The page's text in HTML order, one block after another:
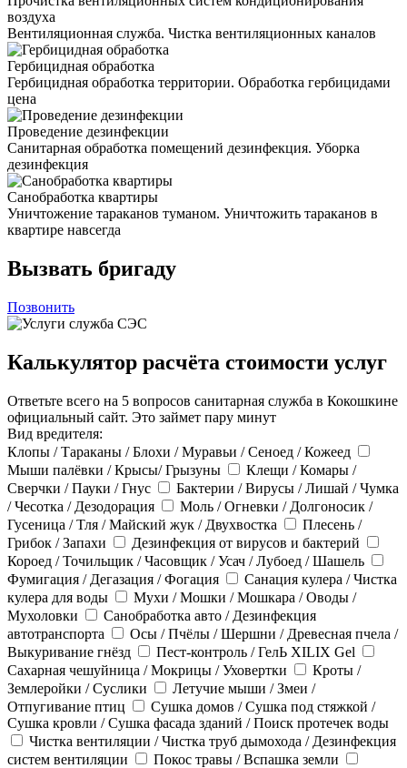
воздуха
Вентиляционная служба. Чистка вентиляционных каналов
Гербицидная обработка
Гербицидная обработка территории. Обработка гербицидами
цена
Проведение дезинфекции
Санитарная обработка помещений дезинфекция. Уборка
дезинфекция
Санобработка квартиры
Уничтожение тараканов туманом. Уничтожить тараканов в
квартире навсегда
Вызвать бригаду
Позвонить
Калькулятор расчёта стоимости услуг
Ответьте всего на 5 вопросов санитарная служба в Кокошкине
официальный сайт. Это займет пару минут
Вид вредителя:
Клопы / Тараканы / Блохи / Муравьи / Сеноед / Кожеед
Мыши палёвки / Крысы/ Грызуны
Клещи / Комары /
Сверчки / Пауки / Гнус
Бактерии / Вирусы / Лишай / Чумка
/ Чесотка / Дезодорация
Моль / Огневки / Долгоносик /
Гусеница / Тля / Майский жук / Двухвостка
Плесень /
Грибок / Запахи
Дезинфекция от вирусов и бактерий
Короед / Точильщик / Часовщик / Усач / Лубоед / Шашель
Фумигация / Дегазация / Фогация
Санация кулера / Чистка
кулера для воды
Мухи / Мошки / Мошкара / Оводы /
Мухоловки
Санобработка авто / Дезинфекция
автотранспорта
Осы / Пчёлы / Шершни / Древесная пчела /
Выкуривание гнёзд
Пест-контроль / ГелЬ XILIX Gel
Сахарная чешуйница / Мокрицы / Уховертки
Кроты /
Землеройки / Суслики
Летучие мыши / Змеи /
Отпугивание птиц
Сушка домов / Сушка под стяжкой /
Сушка кровли / Сушка фасада зданий / Поиск протечек воды
Чистка вентиляции / Чистка труб дымохода / Дезинфекция
систем вентиляции
Покос травы / Вспашка земли